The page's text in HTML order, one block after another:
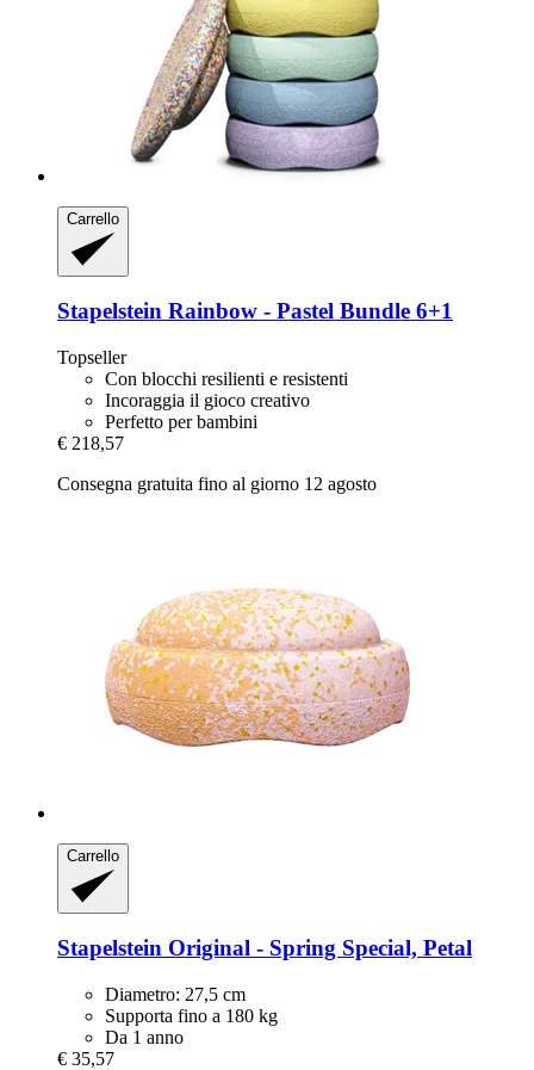
Carrello
Stapelstein Rainbow -​ Pastel Bundle 6+1
Topseller
Con blocchi resilienti e resistenti
Incoraggia il gioco creativo
Perfetto per bambini
€ 218,57
Consegna gratuita fino al giorno 12 agosto
Carrello
Stapelstein Original -​ Spring Special, Petal
Diametro: 27,5 cm
Supporta fino a 180 kg
Da 1 anno
€ 35,57